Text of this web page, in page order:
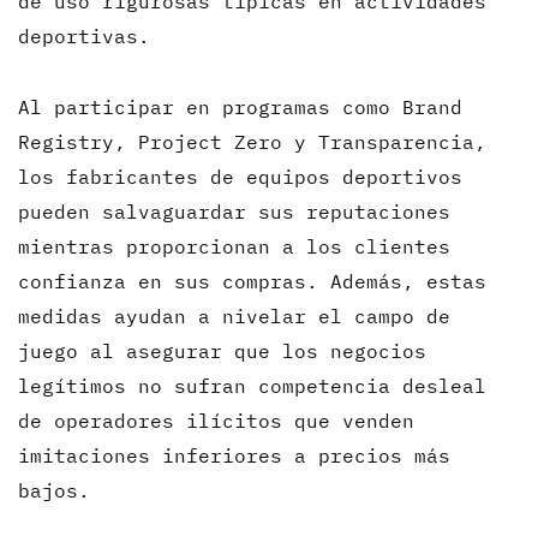
deportivas.
Al participar en programas como Brand
Registry, Project Zero y Transparencia,
los fabricantes de equipos deportivos
pueden salvaguardar sus reputaciones
mientras proporcionan a los clientes
confianza en sus compras. Además, estas
medidas ayudan a nivelar el campo de
juego al asegurar que los negocios
legítimos no sufran competencia desleal
de operadores ilícitos que venden
imitaciones inferiores a precios más
bajos.